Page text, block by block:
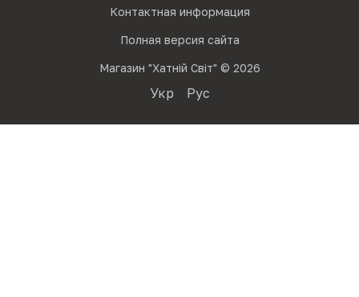
Контактная информация
Полная версия сайта
Магазин "Хатній Світ" © 2026
Укр Рус